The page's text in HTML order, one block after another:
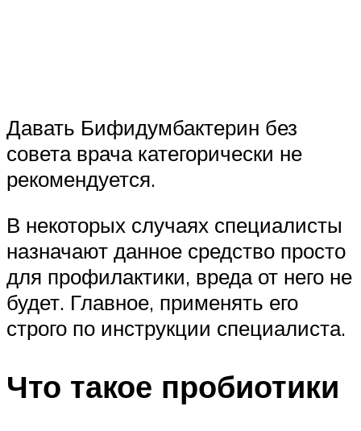
Давать Бифидумбактерин без
совета врача категорически не
рекомендуется.
В некоторых случаях специалисты
назначают данное средство просто
для профилактики, вреда от него не
будет. Главное, применять его
строго по инструкции специалиста.
Что такое пробиотики